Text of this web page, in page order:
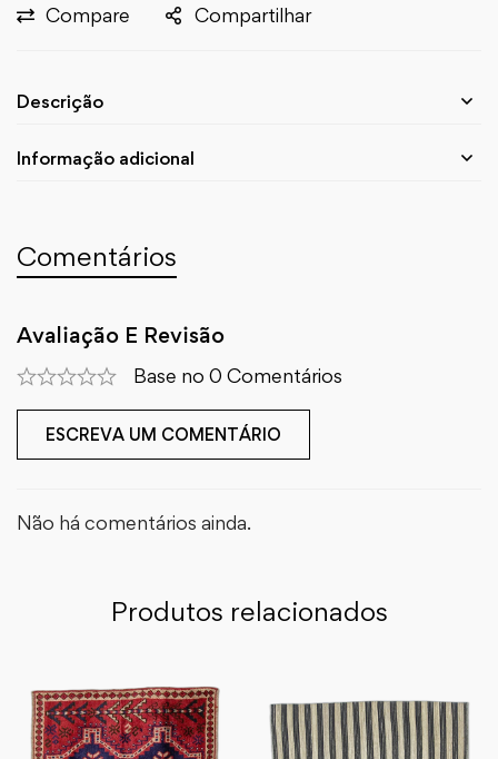
Compare Compartilhar
Descrição
Informação adicional
Comentários
Avaliação E Revisão
Base no 0 Comentários
ESCREVA UM COMENTÁRIO
Não há comentários ainda.
Produtos relacionados